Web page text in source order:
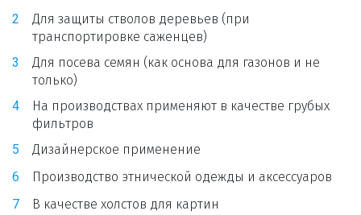
Для защиты стволов деревьев (при
транспортировке саженцев)
Для посева семян (как основа для газонов и не
только)
На производствах применяют в качестве грубых
фильтров
Дизайнерское применение
Производство этнической одежды и аксессуаров
В качестве холстов для картин